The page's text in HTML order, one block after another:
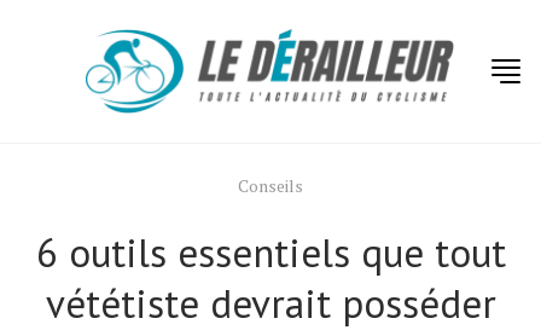
Conseils
6 outils essentiels que tout
vététiste devrait posséder